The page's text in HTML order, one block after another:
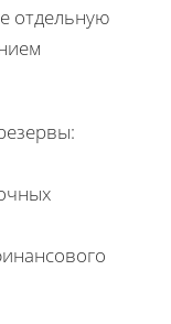
отдельную